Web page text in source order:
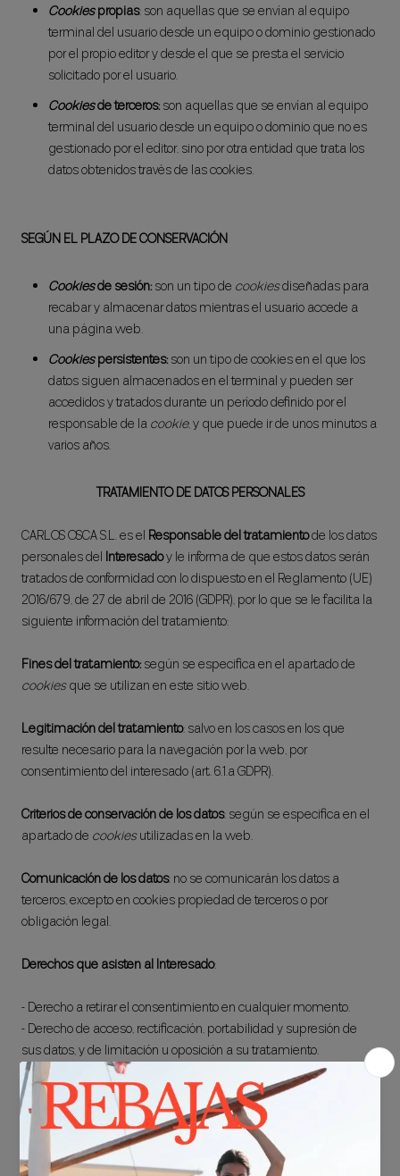
Cookiespropias: son aquellas que se envían al equipo
terminal del usuario desde un equipo o dominio gestionado
por el propio editor y desde el que se presta el servicio
solicitado por el usuario.
Cookiesde terceros:son aquellas que se envían al equipo
terminal del usuario desde un equipo o dominio que no es
gestionado por el editor, sino por otra entidad que trata los
datos obtenidos través de las cookies.
SEGÚN EL PLAZO DE CONSERVACIÓN
Cookiesde sesión:son un tipo de cookiesdiseñadas para
recabar y almacenar datos mientras el usuario accede a
una página web.
Cookiespersistentes:son un tipo de cookies en el que los
datos siguen almacenados en el terminal y pueden ser
accedidos y tratados durante un período definido por el
responsable de lacookie, y que puede ir de unos minutos a
varios años.
TRATAMIENTO DE DATOS PERSONALES
CARLOS OSCA S.L. es el Responsable del tratamientode los datos
personales del Interesadoy le informa de que estos datos serán
tratados de conformidad con lo dispuesto en el Reglamento (UE)
2016/679, de 27 de abril de 2016 (GDPR), por lo que se le facilita la
siguiente información del tratamiento:
Fines del tratamiento:según se especifica en el apartado de
cookiesque se utilizan en este sitio web.
Legitimación del tratamiento: salvo en los casos en los que
resulte necesario para la navegación por la web, por
consentimiento del interesado (art. 6.1.a GDPR).
Criterios de conservación de los datos: según se especifica en el
apartado de cookiesutilizadas en la web.
Comunicación de los datos: no se comunicarán los datos a
terceros, excepto en cookies propiedad de terceros o por
obligación legal.
Derechos que asisten al Interesado:
- Derecho a retirar el consentimiento en cualquier momento.
- Derecho de acceso, rectificación, portabilidad y supresión de
sus datos, y de limitación u oposición a su tratamiento.
- Derecho a presentar una reclamación ante la Autoridad de
control (www.aepd.es) si considera que el tratamiento no se
ajusta a la normativa vigente.
Datos de contacto para ejercer sus derechos: